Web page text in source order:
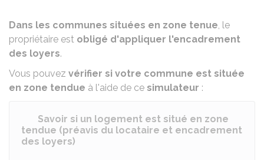
Dans les communes situées en zone tenue, le
propriétaire est obligé d'appliquer l'encadrement
des loyers.
Vous pouvez vérifier si votre commune est située
en zone tendue à l'aide de ce simulateur :
Savoir si un logement est situé en zone
tendue (préavis du locataire et encadrement
des loyers)